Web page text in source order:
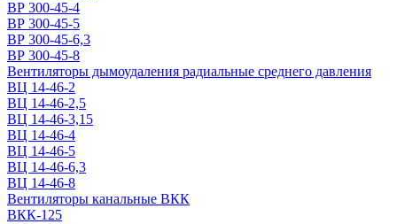
ВР 300-45-4
ВР 300-45-5
ВР 300-45-6,3
ВР 300-45-8
Вентиляторы дымоудаления радиальные среднего давления
ВЦ 14-46-2
ВЦ 14-46-2,5
ВЦ 14-46-3,15
ВЦ 14-46-4
ВЦ 14-46-5
ВЦ 14-46-6,3
ВЦ 14-46-8
Вентиляторы канальные ВКК
ВКК-125